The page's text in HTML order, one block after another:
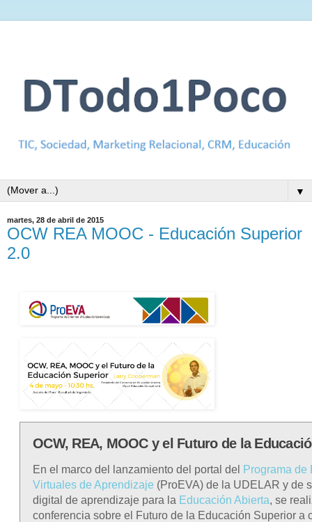
▼
martes, 28 de abril de 2015
OCW REA MOOC - Educación Superior
2.0
OCW, REA, MOOC y el Futuro de la
En el marco del lanzamiento del portal del
Programa de
Virtuales de Aprendizaje (ProEVA) de la UDELAR y de
digital de aprendizaje para la Educación Abierta, se
conferencia sobre el Futuro de la Educación Superior a